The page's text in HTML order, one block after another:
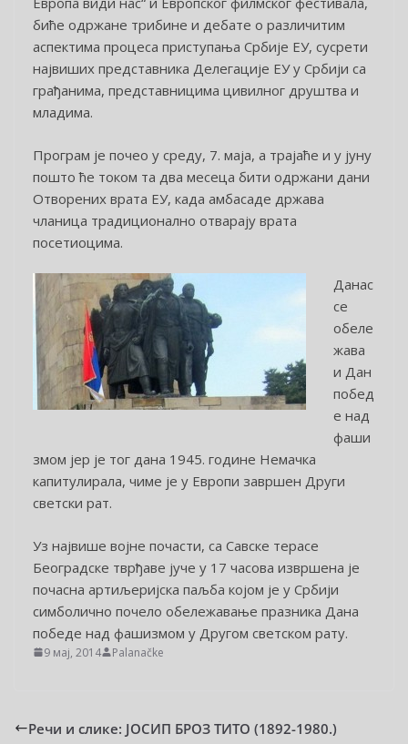
биће одржане трибине и дебате о различитим
аспектима процеса приступања Србије ЕУ, сусрети
највиших представника Делегације ЕУ у Србији са
грађанима, представницима цивилног друштва и
младима.
Програм је почео у среду, 7. маја, а трајаће и у јуну
пошто ће током та два месеца бити одржани дани
Отворених врата ЕУ, када амбасаде држава
чланица традиционално отварају врата
посетиоцима.
Данас
се
обеле
жава
и Дан
побед
е над
фаши
змом јер је тог дана 1945. године Немачка
капитулирала, чиме је у Европи завршен Други
светски рат.
Уз највише војне почасти, са Савске терасе
Београдске тврђаве јуче у 17 часова извршена је
почасна артиљеријска паљба којом је у Србији
симболично почело обележавање празника Дана
победе над фашизмом у Другом светском рату.
9 мај, 2014 Palanačke
Речи и слике: ЈОСИП БРОЗ ТИТО (1892-1980.)